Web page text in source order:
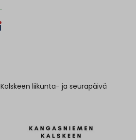
Kalskeen liikunta- ja seurapäivä